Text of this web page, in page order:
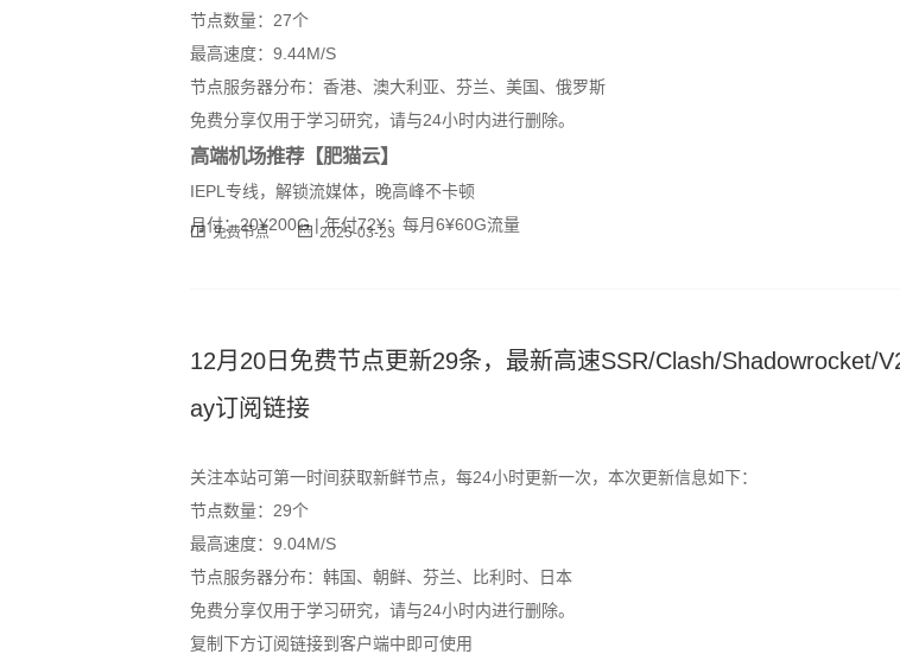
节点数量：27个
最高速度：9.44M/S
节点服务器分布：香港、澳大利亚、芬兰、美国、俄罗斯
免费分享仅用于学习研究，请与24小时内进行删除。
高端机场推荐【肥猫云】
IEPL专线，解锁流媒体，晚高峰不卡顿
月付：20¥200G | 年付72¥：每月6¥60G流量
免费节点 2025-03-23
12月20日免费节点更新29条，最新高速SSR/Clash/Shadowrocket/
ay订阅链接
关注本站可第一时间获取新鲜节点，每24小时更新一次，本次更新信息如下：
节点数量：29个
最高速度：9.04M/S
节点服务器分布：韩国、朝鲜、芬兰、比利时、日本
免费分享仅用于学习研究，请与24小时内进行删除。
复制下方订阅链接到客户端中即可使用